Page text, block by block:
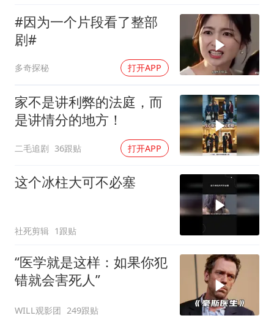
#因为一个片段看了整部
剧#
多奇探秘 打开APP
家不是讲利弊的法庭，而
是讲情分的地方！
二毛追剧 36跟贴 打开APP
这个冰柱大可不必塞
社死剪辑 1跟贴
“医学就是这样：如果你犯
错就会害死人”
WILL观影团 249跟贴